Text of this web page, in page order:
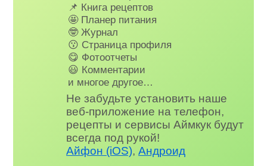
📌 Книга рецептов
🤩 Планер питания
🤓 Журнал
😗 Страница профиля
😋 Фотоотчеты
😃 Комментарии
и многое другое…
Не забудьте установить наше
веб-приложение на телефон,
рецепты и сервисы Аймкук будут
всегда под рукой!
Айфон (iOS),Андроид